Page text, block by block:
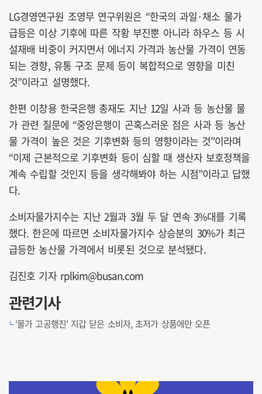
LG경영연구원 조영무 연구위원은 “한국의 과일·채소 물가
급등은 이상 기후에 따른 작황 부진뿐 아니라 하우스 등 시
설재배 비중이 커지면서 에너지 가격과 농산물 가격이 연동
되는 경향, 유통 구조 문제 등이 복합적으로 영향을 미친
것”이라고 설명했다.
한편 이창용 한국은행 총재도 지난 12일 사과 등 농산물 물
가 관련 질문에 “중앙은행이 곤혹스러운 점은 사과 등 농산
물 가격이 높은 것은 기후변화 등의 영향이라는 것”이라며
“이제 근본적으로 기후변화 등이 심할 때 생산자 보호정책을
계속 수립할 것인지 등을 생각해봐야 하는 시점”이라고 답했
다.
소비자물가지수는 지난 2월과 3월 두 달 연속 3%대를 기록
했다. 한은에 따르면 소비자물가지수 상승분의 30%가 최근
급등한 농산물 가격에서 비롯된 것으로 분석됐다.
김진호 기자 rplkim@busan.com
관련기사
'물가 고공행진' 지갑 닫은 소비자, 초저가 상품에만 오픈